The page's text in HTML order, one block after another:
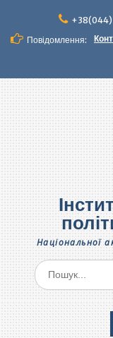
вмістуПовідомлення:
Національної
Шукати: